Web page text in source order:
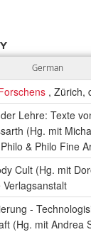
German
, Zürich,
Lehre: Texte
(Hg. mit
& Philo Fine
Cult (Hg. mit
-
(Hg. mit Andrea